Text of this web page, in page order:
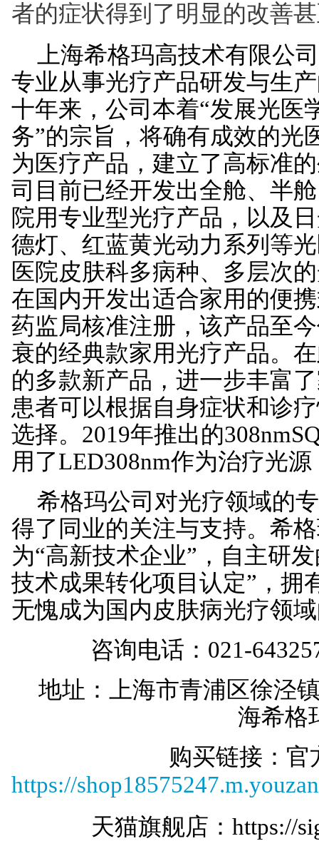
者的症状得到了明显的改善
上海希格玛高技术有限公
专业从事光疗产品研发与生
十年来，公司本着“发展光医
务”的宗旨，将确有成效的光
为医疗产品，建立了高标准
司目前已经开发出全舱、半
院用专业型光疗产品，以及
德灯、红蓝黄光动力系列等
医院皮肤科多病种、多层次
在国内开发出适合家用的便
药监局核准注册，该产品至
衰的经典款家用光疗产品。
的多款新产品，进一步丰富
患者可以根据自身症状和诊
选择。2019年推出的
用了LED308nm作为治疗光
希格玛公司对光疗领域的
得了同业的关注与支持。希
为“高新技术企业”，自主研
技术成果转化项目认定”，拥
无愧成为国内皮肤病光疗领
咨询电话：021-
地址：上海市青浦区徐泾
海希格
购买链接：官
https://
天猫旗舰店： https://